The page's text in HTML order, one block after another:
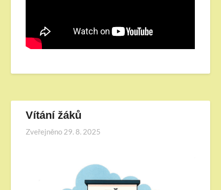
Vítání žáků
Zveřejněno 29. 8. 2025